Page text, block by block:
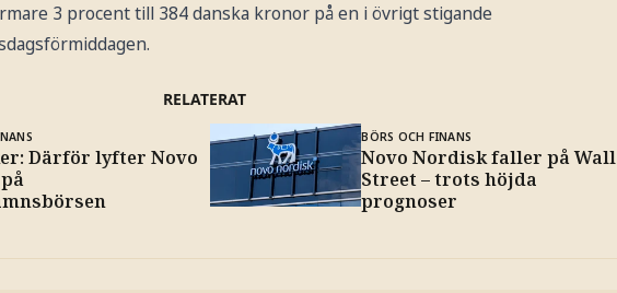
3 procent till 384 danska kronor på en i övrigt stigande
RELATERAT
Därför lyfter Novo
BÖRS OCH FINANS
Novo Nordisk faller på Wall
Street – trots höjda
prognoser